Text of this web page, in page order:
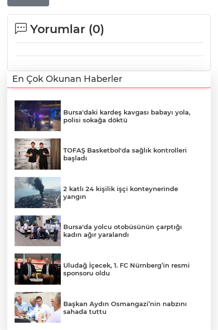
Yorumlar (0)
En Çok Okunan Haberler
Bursa'daki kardeş kavgası babayı yola,
polisi sokağa döktü
TOFAŞ Basketbol'da sağlık kontrolleri
başladı
2 katlı 24 kişilik işçi konteynerinde
yangın
Bursa'da yolcu otobüsünün çarptığı
kadın ağır yaralandı
Uludağ İçecek, 1. FC Nürnberg’in resmi
sponsoru oldu
Başkan Aydın Osmangazi’nin nabzını
sahada tuttu